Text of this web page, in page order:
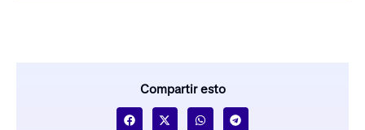
Compartir esto